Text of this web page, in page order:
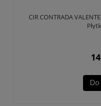
CIR CONTRADA